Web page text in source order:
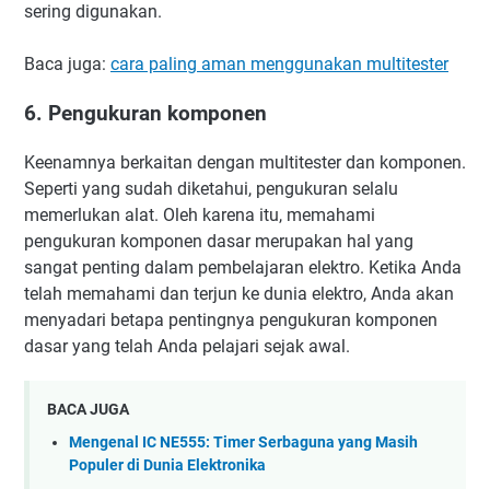
sering digunakan.
Baca juga: cara paling aman menggunakan multitester
6. Pengukuran komponen
Keenamnya berkaitan dengan multitester dan komponen.
Seperti yang sudah diketahui, pengukuran selalu
memerlukan alat. Oleh karena itu, memahami
pengukuran komponen dasar merupakan hal yang
sangat penting dalam pembelajaran elektro. Ketika Anda
telah memahami dan terjun ke dunia elektro, Anda akan
menyadari betapa pentingnya pengukuran komponen
dasar yang telah Anda pelajari sejak awal.
BACA JUGA
Mengenal IC NE555: Timer Serbaguna yang Masih
Populer di Dunia Elektronika